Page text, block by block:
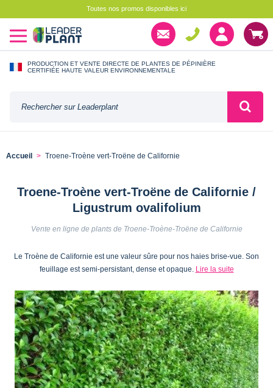
Toutes nos promos disponibles ici
PRODUCTION ET VENTE DIRECTE DE PLANTES DE PÉPINIÈRE
CERTIFIÉE HAUTE VALEUR ENVIRONNEMENTALE
Accueil Troene-Troène vert-Troëne de Californie
Troene-Troène vert-Troëne de Californie /
Ligustrum ovalifolium
Vente en ligne de plants de Troene-Troène-Troëne de Californie
Le Troène de Californie est une valeur sûre pour nos haies brise-vue. Son
feuillage est semi-persistant, dense et opaque. Lire la suite